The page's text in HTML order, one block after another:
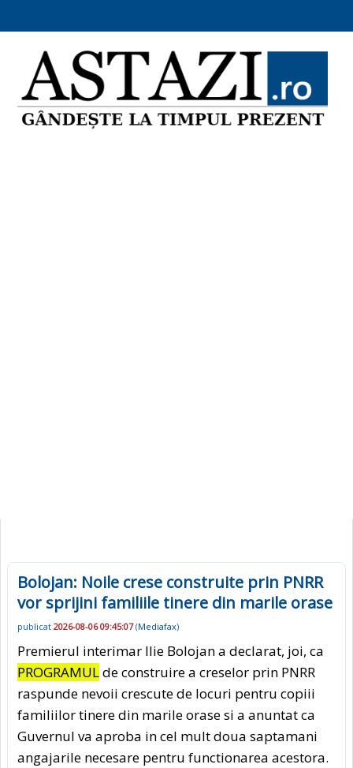
Bolojan: Noile crese construite prin PNRR
vor sprijini familiile tinere din marile orase
publicat 2026-08-06 09:45:07(Mediafax)
Premierul interimar Ilie Bolojan a declarat, joi, ca
PROGRAMULde construire a creselor prin PNRR
raspunde nevoii crescute de locuri pentru copiii
familiilor tinere din marile orase si a anuntat ca
Guvernul va aproba in cel mult doua saptamani
angajarile necesare pentru functionarea acestora.